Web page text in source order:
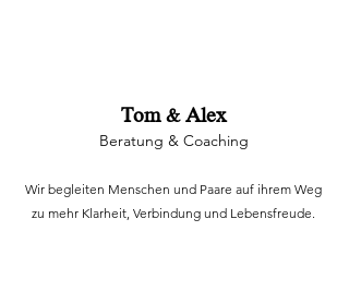
Tom & Alex
Beratung & Coaching
Wir begleiten Menschen und Paare auf ihrem Weg
zu mehr Klarheit, Verbindung und Lebensfreude.